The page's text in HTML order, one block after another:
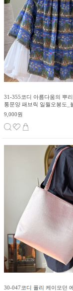
31-355코디 아름다움의 뿌
통문양 패브릭 일월오봉도_
9,000원
30-047코디 폴리 케이모던